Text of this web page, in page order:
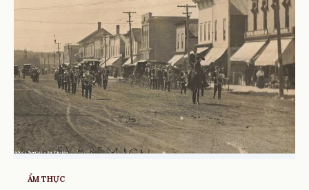
ẨM THỰC